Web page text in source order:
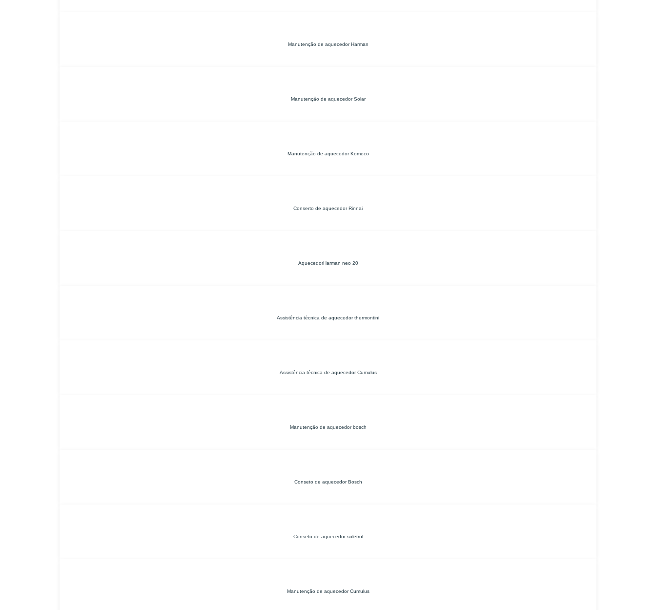
Manutenção de aquecedor Harman
Manutenção de aquecedor Solar
Manutenção de aquecedor Komeco
Conserto de aquecedor Rinnai
AquecedorHarman neo 20
Assistência técnica de aquecedor thermontini
Assistência técnica de aquecedor Cumulus
Manutenção de aquecedor bosch
Conseto de aquecedor Bosch
Conseto de aquecedor soletrol
Manutenção de aquecedor Cumulus